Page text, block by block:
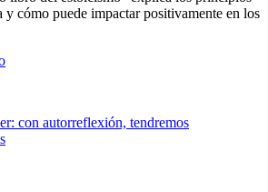
y cómo puede impactar positivamente en los